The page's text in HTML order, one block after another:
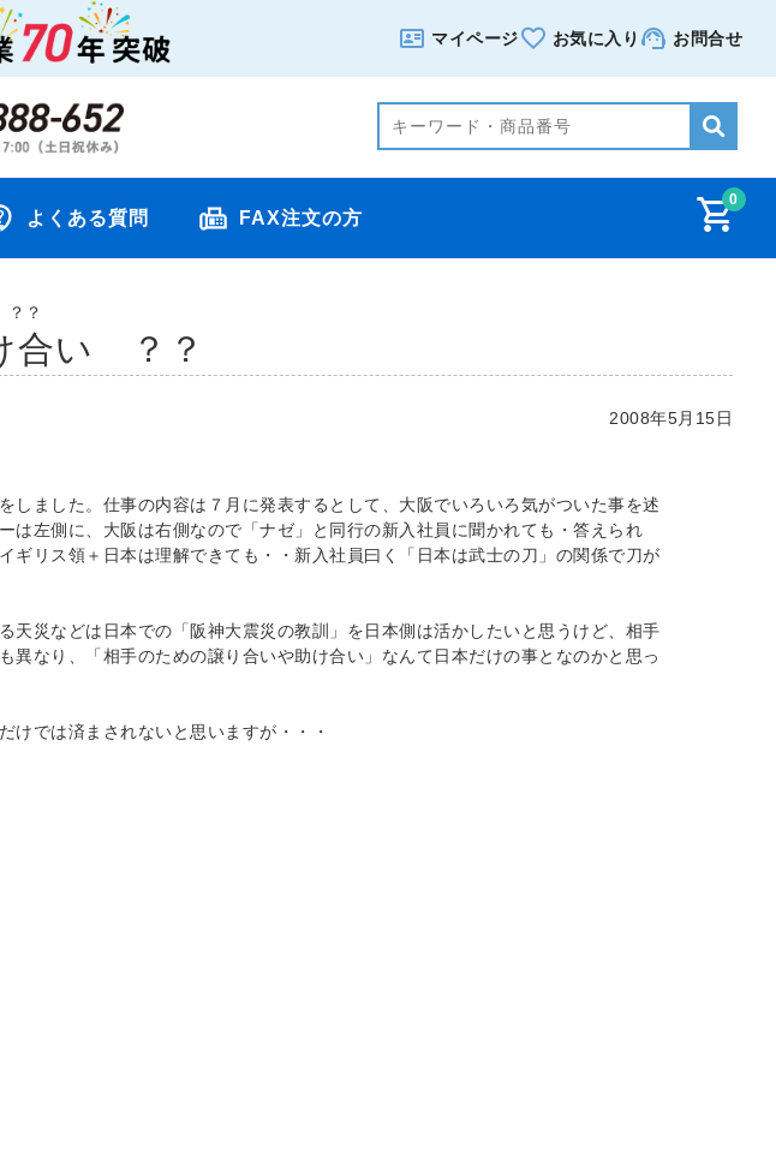
マイページ お気に入り お問合せ
0
よくある質問 FAX注文の方
？
い ？？
2008年5月15日
しました。仕事の内容は７月に発表するとして、大阪でいろいろ気がついた事を述
は左側に、大阪は右側なので「ナゼ」と同行の新入社員に聞かれても・答えられ
ギリス領＋日本は理解できても・・新入社員曰く「日本は武士の刀」の関係で刀が
天災などは日本での「阪神大震災の教訓」を日本側は活かしたいと思うけど、相手
異なり、「相手のための譲り合いや助け合い」なんて日本だけの事となのかと思っ
けでは済まされないと思いますが・・・